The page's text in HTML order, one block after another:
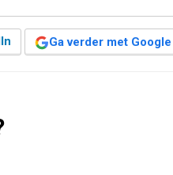
in
de Bouw (EIB).
Ga verder met Google